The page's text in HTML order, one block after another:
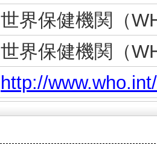
世界保健機関（
世界保健機関（
http://